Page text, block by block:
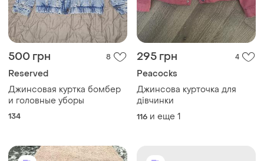
500 грн 8
Reserved
Джинсовая куртка бомбер
и головные уборы
134
295 грн 4
Peacocks
Джинсова курточка для
дівчинки
116 и еще 1